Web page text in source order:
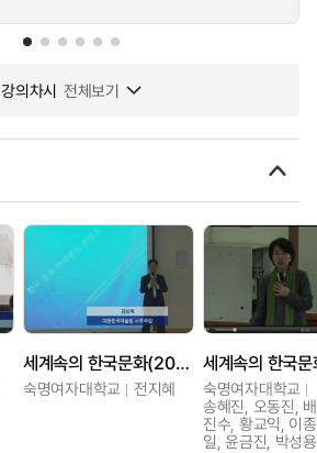
강의차시 전체보기
세계속의 한국문화(2015-2)
숙명여자대학교 전지혜
세계속의 한국문
숙명여자대학교
송혜진, 오동진,
진수, 황교익, 이
일, 윤금진, 박성용